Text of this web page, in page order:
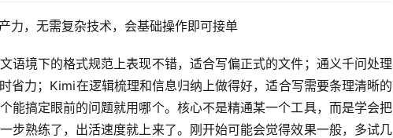
力，无需复杂技术，会基础操作即可接单
语境下的格式规范上表现不错，适合写偏正式的文件；通义千问处理
省力；Kimi在逻辑梳理和信息归纳上做得好，适合写需要条理清晰的
能搞定眼前的问题就用哪个。核心不是精通某一个工具，而是学会把
步熟练了，出活速度就上来了。刚开始可能会觉得效果一般，多试几